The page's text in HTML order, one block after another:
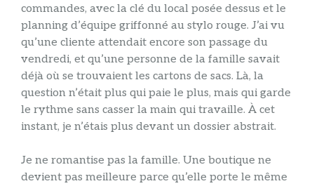
commandes, avec la clé du local posée dessus et le
planning d’équipe griffonné au stylo rouge. J’ai vu
qu’une cliente attendait encore son passage du
vendredi, et qu’une personne de la famille savait
déjà où se trouvaient les cartons de sacs. Là, la
question n’était plus qui paie le plus, mais qui garde
le rythme sans casser la main qui travaille. À cet
instant, je n’étais plus devant un dossier abstrait.
Je ne romantise pas la famille. Une boutique ne
devient pas meilleure parce qu’elle porte le même